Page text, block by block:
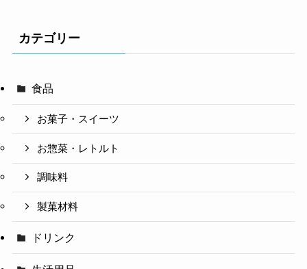
カテゴリー
食品
お菓子・スイーツ
お惣菜・レトルト
調味料
製菓材料
ドリンク